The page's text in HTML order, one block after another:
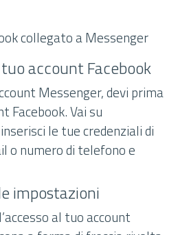
collegato a Messenger
account Facebook
Messenger, devi prima
Facebook. Vai su
le tue credenziali di
o numero di telefono e
impostazioni
al tuo account